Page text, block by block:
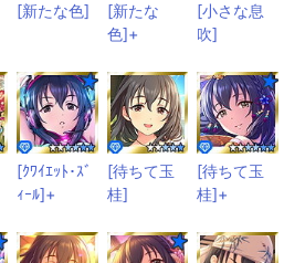
[新たな色]
[新たな
色]+
[小さな息
吹]
[ｸﾜｲｴｯﾄ･ｽﾞ
ｨｰﾙ]+
[待ちて玉
桂]
[待ちて玉
桂]+